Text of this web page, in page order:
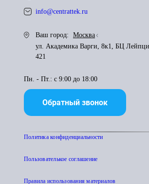
info@centrattek.ru
Ваш город:
Москва
ул. Академика Варги, 8к1, БЦ
421
Пн. - Пт.: с 9:00 до 18:00
Обратный звонок
Политика конфиденциальности
Пользователькое соглашение
Правила использования материалов